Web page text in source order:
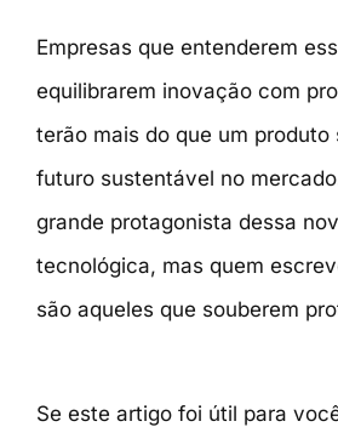
Empresas que entenderem
equilibrarem inovação com
terão mais do que um produto
futuro sustentável no
grande protagonista dessa
tecnológica, mas quem
são aqueles que souberem
Se este artigo foi útil para